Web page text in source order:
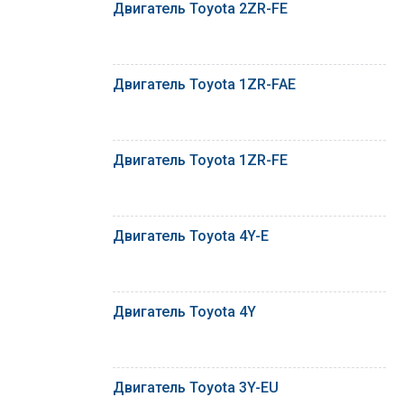
Двигатель Toyota 2ZR-FE
Двигатель Toyota 1ZR-FAE
Двигатель Toyota 1ZR-FE
Двигатель Toyota 4Y-E
Двигатель Toyota 4Y
Двигатель Toyota 3Y-EU